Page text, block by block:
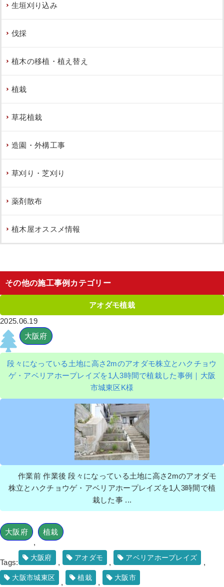
生垣刈り込み
伐採
植木の移植・植え替え
植栽
草花植栽
造園・外構工事
草刈り・芝刈り
薬剤散布
植木屋オススメ情報
その他の施工事例カテゴリー
アオダモ植栽
2025.06.19
大阪府
段々になっている土地に高さ2mのアオダモ株立とハクチョウ
ゲ・アベリアホープレイズを1人3時間で植栽した事例｜大阪
市城東区K様
作業前 作業後 段々になっている土地に高さ2mのアオダモ
株立とハクチョウゲ・アベリアホープレイズを1人3時間で植
栽した事 ...
大阪府
,
植栽
Tags:
大阪府
,
アオダモ
,
アベリアホープレイズ
,
大阪市城東区
,
植栽
,
大阪市